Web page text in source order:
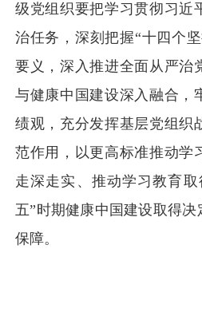
级党组织要把学习贯彻习近
治任务，深刻把握“十四个
要义，深入推进全面从严治
与健康中国建设深入融合，
绩观，充分发挥基层党组织
范作用，以更高标准推动学
走深走实、推动学习教育
五”时期健康中国建设取得
保障。